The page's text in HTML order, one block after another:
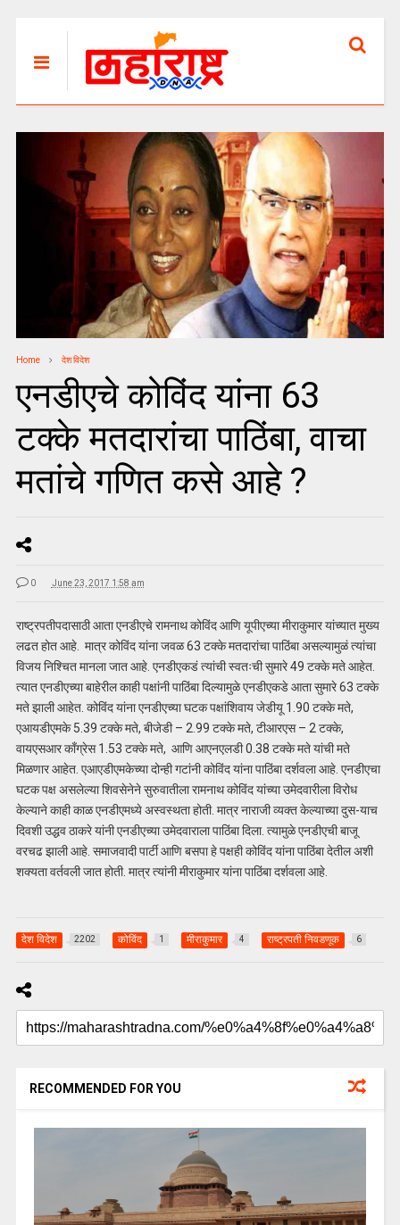
Home देश विदेश
एनडीएचे कोविंद यांना 63
टक्के मतदारांचा पाठिंबा, वाचा
मतांचे गणित कसे आहे ?
0 June 23, 2017 1:58 am
राष्ट्रपतीपदासाठी आता एनडीएचे रामनाथ कोविंद आणि यूपीएच्या मीराकुमार यांच्यात मुख्य
लढत होत आहे. मात्र कोविंद यांना जवळ 63 टक्के मतदारांचा पाठिंबा असल्यामुळं त्यांचा
विजय निश्चित मानला जात आहे. एनडीएकडं त्यांची स्वतःची सुमारे 49 टक्के मते आहेत.
त्यात एनडीएच्या बाहेरील काही पक्षांनी पाठिंबा दिल्यामुळे एनडीएकडे आता सुमारे 63 टक्के
मते झाली आहेत. कोविंद यांना एनडीएच्या घटक पक्षांशिवाय जेडीयू 1.90 टक्के मते,
एआयडीएमके 5.39 टक्के मते, बीजेडी – 2.99 टक्के मते, टीआरएस – 2 टक्के,
वायएसआर काँग्रेस 1.53 टक्के मते, आणि आएनएलडी 0.38 टक्के मते यांची मते
मिळणार आहेत. एआएडीएमकेच्या दोन्ही गटांनी कोविंद यांना पाठिंबा दर्शवला आहे. एनडीएचा
घटक पक्ष असलेल्या शिवसेनेने सुरुवातीला रामनाथ कोविंद यांच्या उमेदवारीला विरोध
केल्याने काही काळ एनडीएमध्ये अस्वस्थता होती. मात्र नाराजी व्यक्त केल्याच्या दुस-याच
दिवशी उद्धव ठाकरे यांनी एनडीएच्या उमेदवाराला पाठिंबा दिला. त्यामुळे एनडीएची बाजू
वरचढ झाली आहे. समाजवादी पार्टी आणि बसपा हे पक्षही कोविंद यांना पाठिंबा देतील अशी
शक्यता वर्तवली जात होती. मात्र त्यांनी मीराकुमार यांना पाठिंबा दर्शवला आहे.
देश विदेश 2202 कोविंद 1 मीराकुमार 4 राष्ट्रपती निवडणूक 6
RECOMMENDED FOR YOU